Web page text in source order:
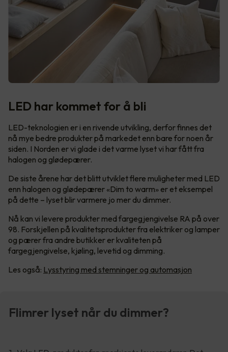
LED har kommet for å bli
LED-teknologien er i en rivende utvikling, derfor finnes det
nå mye bedre produkter på markedet enn bare for noen år
siden. I Norden er vi glade i det varme lyset vi har fått fra
halogen og glødepærer.
De siste årene har det blitt utviklet flere muligheter med LED
enn halogen og glødepærer «Dim to warm» er et eksempel
på dette – lyset blir varmere jo mer du dimmer.
Nå kan vi levere produkter med fargegjengivelse RA på over
98. Forskjellen på kvalitetsprodukter fra elektriker og lamper
og pærer fra andre butikker er kvaliteten på
fargegjengivelse, kjøling, levetid og dimming.
Les også: Lysstyring med stemninger og automasjon
Flimrer lyset når du dimmer?